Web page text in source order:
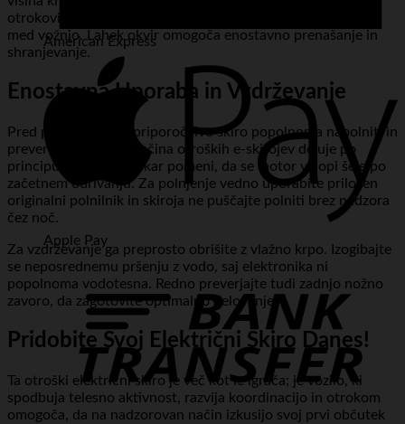
American Express
Apple Pay
otrokovi višini, kar povečuje udobje, stabilnost in varnost
med vožnjo. Lahek okvir omogoča enostavno prenašanje in
shranjevanje.
Enostavna Uporaba in Vzdrževanje
Pred prvo vožnjo je priporočljivo skiro popolnoma napolniti in
preveriti vse vijake. Večina otroških e-skirojev deluje po
principu »kick-start«, kar pomeni, da se motor vklopi šele po
začetnem odrivanju. Za polnjenje vedno uporabite priložen
originalni polnilnik in skiroja ne puščajte polniti brez nadzora
čez noč.
Za vzdrževanje ga preprosto obrišite z vlažno krpo. Izogibajte
se neposrednemu pršenju z vodo, saj elektronika ni
popolnoma vodotesna. Redno preverjajte tudi zadnjo nožno
zavoro, da zagotovite optimalno delovanje.
Pridobite Svoj Električni Skiro Danes!
Ta otroški električni skiro je več kot le igrača; je vozilo, ki
spodbuja telesno aktivnost, razvija koordinacijo in otrokom
omogoča, da na nadzorovan način izkusijo svoj prvi občutek